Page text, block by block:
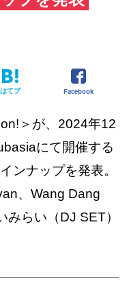
はてブ Facebook
＞が、2024年12
にて開催する
ンナップを発表。
、Wang Dang
らい（DJ SET）